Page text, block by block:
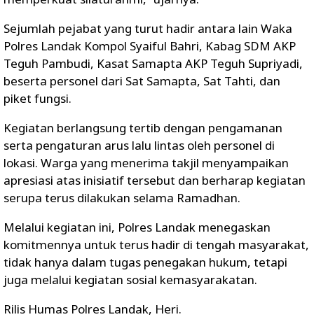
Sejumlah pejabat yang turut hadir antara lain Waka
Polres Landak Kompol Syaiful Bahri, Kabag SDM AKP
Teguh Pambudi, Kasat Samapta AKP Teguh Supriyadi,
beserta personel dari Sat Samapta, Sat Tahti, dan
piket fungsi.
Kegiatan berlangsung tertib dengan pengamanan
serta pengaturan arus lalu lintas oleh personel di
lokasi. Warga yang menerima takjil menyampaikan
apresiasi atas inisiatif tersebut dan berharap kegiatan
serupa terus dilakukan selama Ramadhan.
Melalui kegiatan ini, Polres Landak menegaskan
komitmennya untuk terus hadir di tengah masyarakat,
tidak hanya dalam tugas penegakan hukum, tetapi
juga melalui kegiatan sosial kemasyarakatan.
Rilis Humas Polres Landak, Heri.